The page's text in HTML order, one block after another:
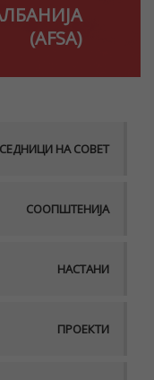
(AFSA)
СЕДНИЦИ НА СОВЕТ
СООПШТЕНИЈА
НАСТАНИ
ПРОЕКТИ